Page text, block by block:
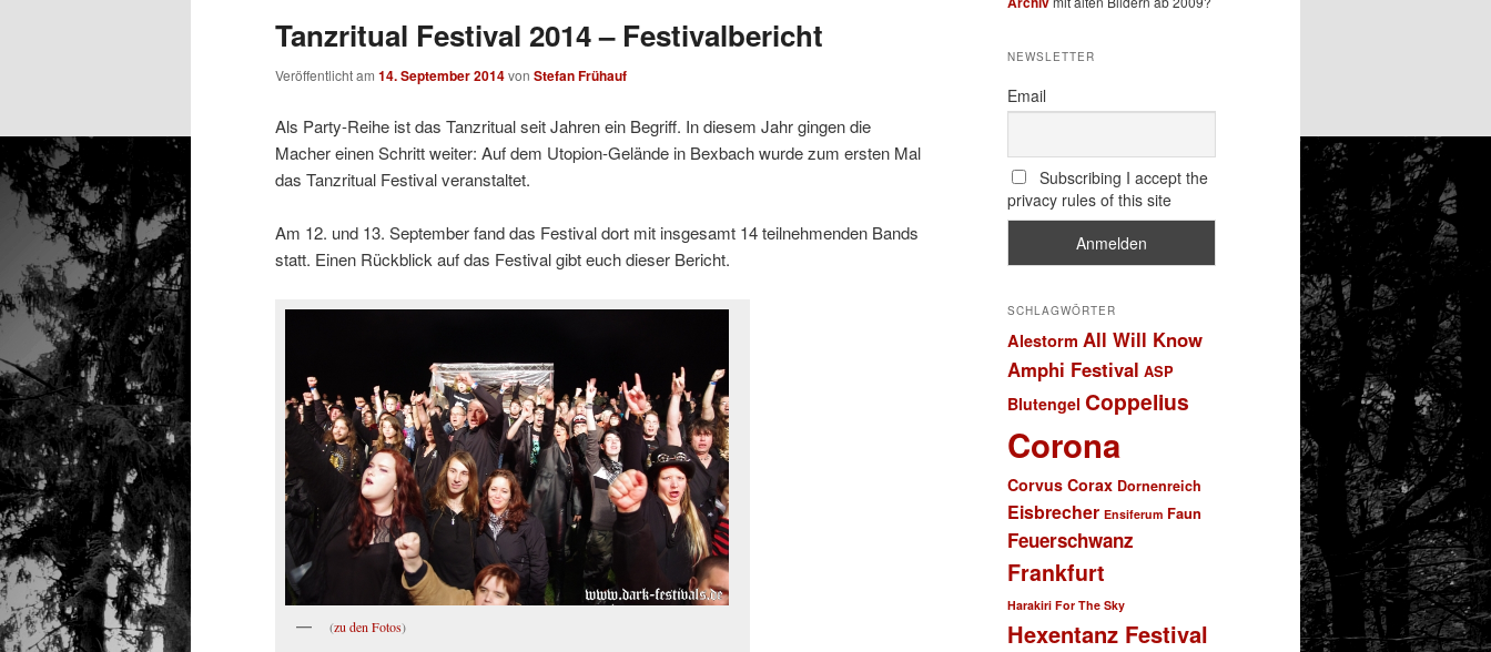
Tanzritual Festival 2014 – Festivalbericht
Veröffentlicht am 14. September 2014von Stefan Frühauf
Als Party-Reihe ist das Tanzritual seit Jahren ein Begriff. In diesem Jahr gingen die
Macher einen Schritt weiter: Auf dem Utopion-Gelände in Bexbach wurde zum ersten Mal
das Tanzritual Festival veranstaltet.
Am 12. und 13. September fand das Festival dort mit insgesamt 14 teilnehmenden Bands
statt. Einen Rückblick auf das Festival gibt euch dieser Bericht.
(zu den Fotos)
NEWSLETTER
Email
Subscribing I accept the
privacy rules of this site
SCHLAGWÖRTER
Alestorm All Will Know
Amphi Festival ASP
Blutengel Coppelius
Corona
Corvus Corax Dornenreich
Eisbrecher Ensiferum Faun
Feuerschwanz
Frankfurt
Harakiri For The Sky
Hexentanz Festival